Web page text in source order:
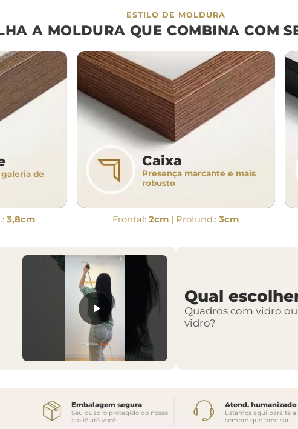
ESTILO DE MOLDURA
A MOLDURA QUE COMBINA COM
de
3,8cm
Caixa
Presença marcante e mais
robusto
Frontal:2cm | Profund.:3cm
Qual
Quadros com vidro
vidro?
Embalagem segura
Seu quadro protegido do nosso
ateliê até você.
Atend. humanizado
Estamos aqui para te
sempre que precisar.